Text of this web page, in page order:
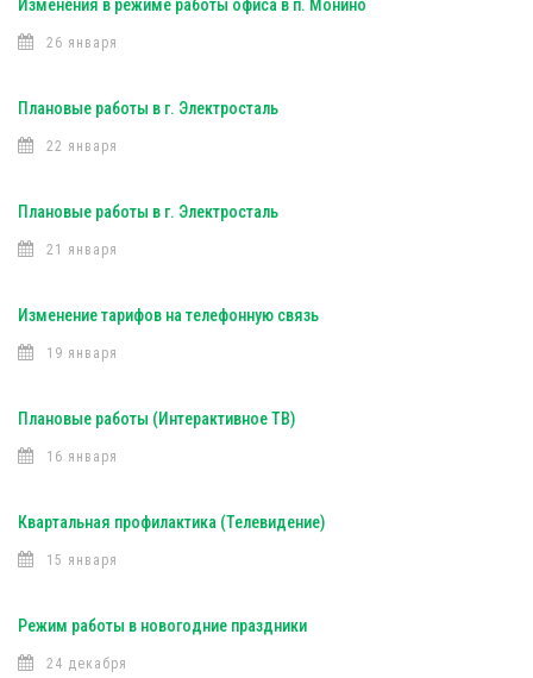
Изменения в режиме работы офиса в п. Монино
26 января
Плановые работы в г. Электросталь
22 января
Плановые работы в г. Электросталь
21 января
Изменение тарифов на телефонную связь
19 января
Плановые работы (Интерактивное ТВ)
16 января
Квартальная профилактика (Телевидение)
15 января
Режим работы в новогодние праздники
24 декабря